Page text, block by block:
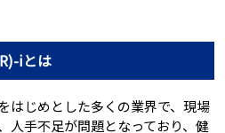
iとは
はじめとした多くの業界で、現場
人手不足が問題となっており、健